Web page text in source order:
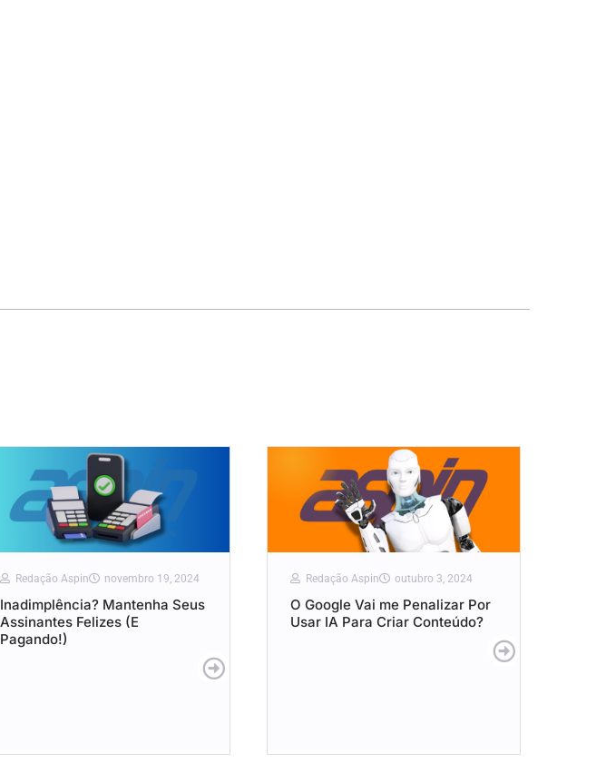
Redação Aspin novembro 19, 2024
Inadimplência? Mantenha Seus
Assinantes Felizes (E
Pagando!)
Redação Aspin outubro 3, 2024
O Google Vai me Penalizar Por
Usar IA Para Criar Conteúdo?